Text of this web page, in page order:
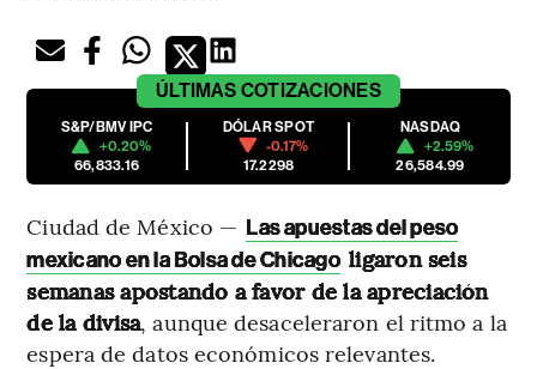
ÚLTIMAS COTIZACIONES
S&P/BMV IPC
+0.20%
66,833.16
DÓLAR SPOT
-0.17%
17.2298
NASDAQ
+2.59%
26,584.99
Ciudad de México — Las apuestas del peso
mexicano en la Bolsa de Chicago ligaron seis
semanas apostando a favor de la apreciación
de la divisa, aunque desaceleraron el ritmo a la
espera de datos económicos relevantes.